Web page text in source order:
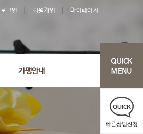
로그인 회원가입 마이페이지
가맹안내